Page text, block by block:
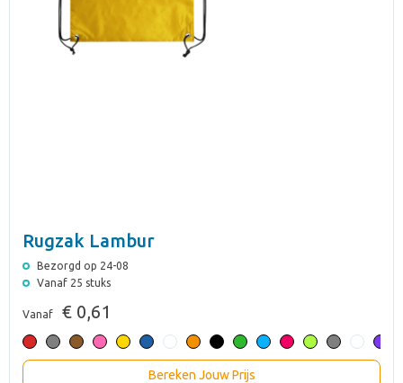
Rugzak Lambur
Bezorgd op 24-08
Vanaf 25 stuks
Vanaf € 0,61
Bereken Jouw Prijs